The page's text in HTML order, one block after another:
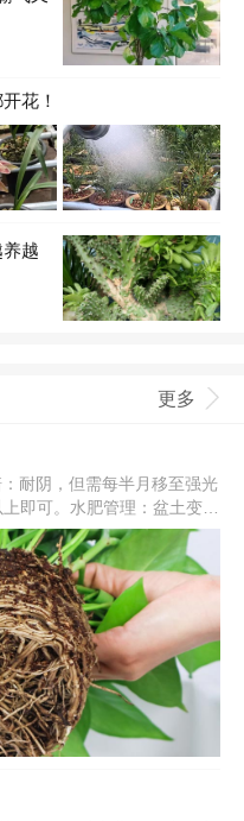
花！
越
更多
耐阴，但需每半月移至强光
即可。水肥管理：盆土变干
水和施肥。常见病害：炭疽